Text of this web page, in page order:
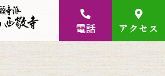
アクセス
電話